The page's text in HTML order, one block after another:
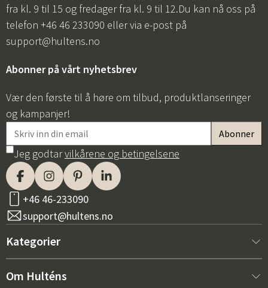
fra kl. 9 til 15 og fredager fra kl. 9 til 12.Du kan nå oss på
telefon +46 46 233090 eller via e-post på
support@hultens.no
Abonner på vårt nyhetsbrev
Vær den første til å høre om tilbud, produktlanseringer
og kampanjer!
Jeg godtarvilkårene og betingelsene
+46 46-233090
support@hultens.no
Kategorier
Nytt hos oss
Om Hulténs